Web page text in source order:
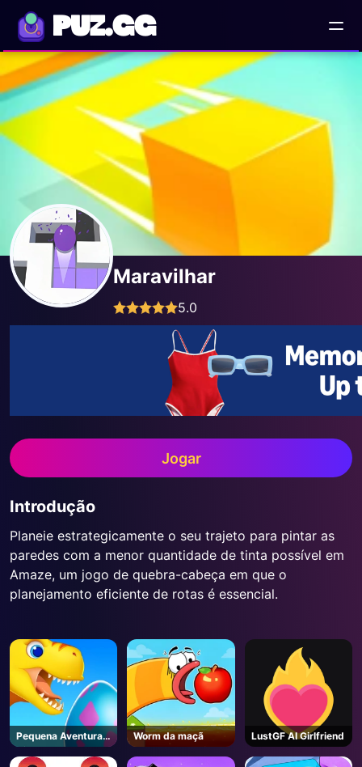
PUZ.GG
Maravilhar
5.0
Jogar
Introdução
Planeie estrategicamente o seu trajeto para pintar as
paredes com a menor quantidade de tinta possível em
Amaze, um jogo de quebra-cabeça em que o
planejamento eficiente de rotas é essencial.
Pequena Aventura
Dino
Worm da maçã LustGF AI Girlfriend